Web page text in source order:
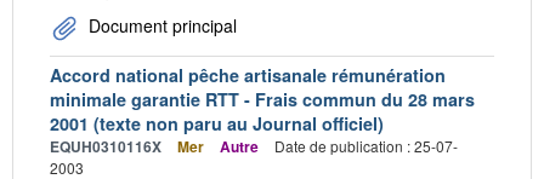
Document principal
Accord national pêche artisanale rémunération
minimale garantie RTT - Frais commun du 28 mars
2001 (texte non paru au Journal officiel)
EQUH0310116X Mer Autre
Date de publication : 25-07-
2003